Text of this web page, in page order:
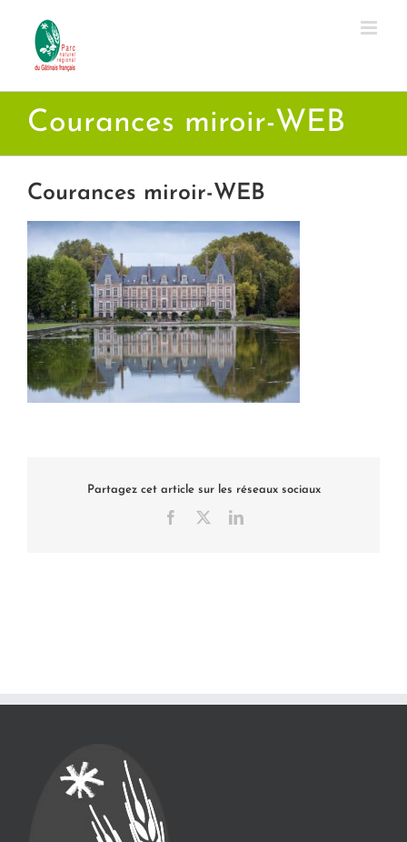
contenu
Courances miroir-WEB
Courances miroir-WEB
Partagez cet article sur les réseaux sociaux
Facebook LinkedIn